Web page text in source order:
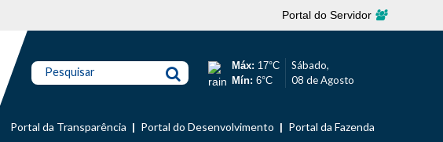
Portal do Servidor
Pesquisar Máx: 17°C
Mín: 6°C
Sábado,
08 de Agosto
Portal da Transparência Portal do Desenvolvimento Portal da Fazenda